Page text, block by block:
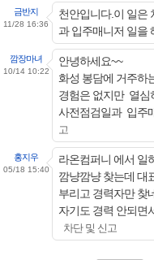
금반지
11/28 16:36
천안입니다.이 일은
과 입주매니저 일을
깜장마녀
10/14 10:22
안녕하세요~~
화성 봉담에 거주하
경험은 없지만 열심
사전점검일과 입주
고
홍지우
05/18 15:40
라온컴퍼니 에서 일
깜냥깜냥 찾는데 대
부리고 경력자만 찾
자기도 경력 안되면
차단 및 신고